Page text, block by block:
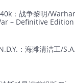
：战争黎明/
– Definitive Edition
：海滩清洁工/